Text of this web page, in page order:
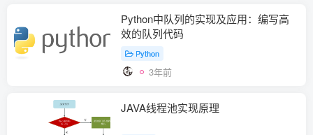
Python中队列的实现及应用：编写高
效的队列代码
Python
3年前
JAVA线程池实现原理